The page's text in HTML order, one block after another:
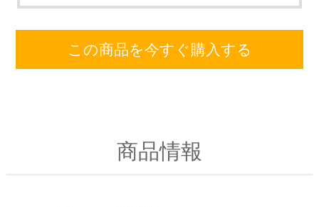
この商品を今すぐ購入する
商品情報